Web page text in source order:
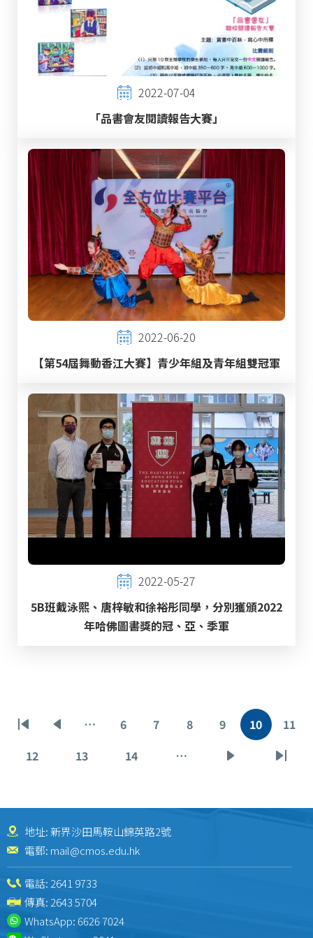
2022-07-04
「品書會友閱讀報告大賽」
2022-06-20
【第54屆舞動香江大賽】青少年組及青年組雙冠軍
2022-05-27
5B班戴泳熙、唐梓敏和徐裕彤同學，分別獲頒2022
年哈佛圖書獎的冠、亞、季軍
Pagination
First
page
Previous
page
…
Page
6
Page
7
Page
8
Page
9
Current
page
10 11
Page
12
Page
13
Page
14 …
Last
地址: 新界沙田馬鞍山錦英路2號
電郵: mail@cmos.edu.hk
電話: 2641 9733
傳真: 2643 5704
WhatsApp:6626 7024